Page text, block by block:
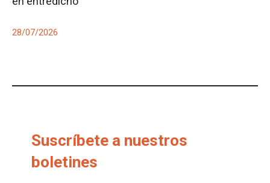
28/07/2026
Suscríbete a nuestros
boletines